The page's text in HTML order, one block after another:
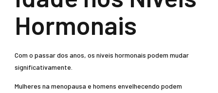
Hormonais
Com o passar dos anos, os níveis hormonais podem mudar
significativamente.
Mulheres na menopausa e homens envelhecendo podem